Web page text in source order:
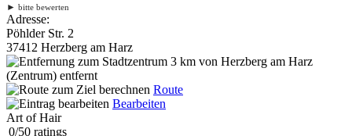
► bitte bewerten
Adresse:
Pöhlder Str. 2
37412 Herzberg am Harz
3 km von Herzberg am Harz
(Zentrum) entfernt
Route
Bearbeiten
Art of Hair
0/50 ratings